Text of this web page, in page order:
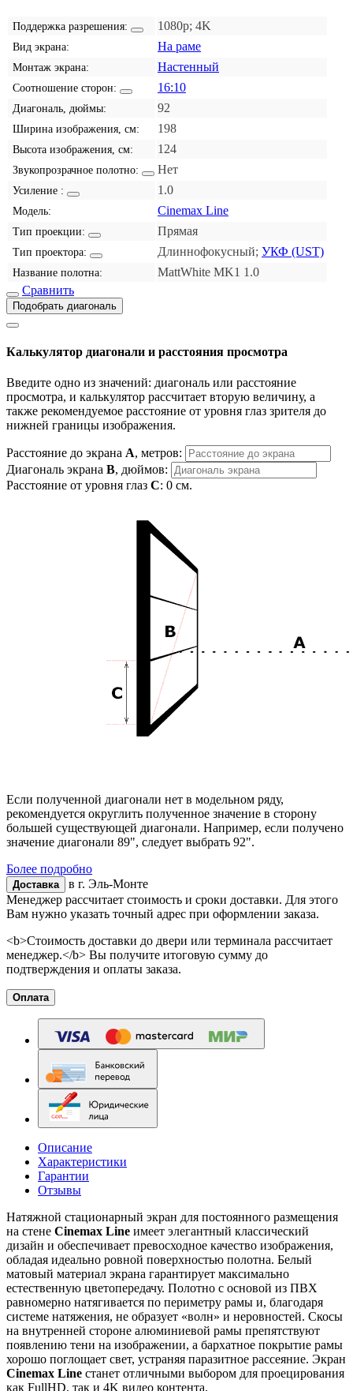
Поддержка разрешения: 1080p; 4K
Вид экрана: На раме
Монтаж экрана: Настенный
Соотношение сторон: 16:10
Диагональ, дюймы: 92
Ширина изображения, см: 198
Высота изображения, см: 124
Звукопрозрачное полотно: Нет
Усиление : 1.0
Модель: Cinemax Line
Тип проекции: Прямая
Тип проектора: Длиннофокусный; УКФ (UST)
Название полотна:
MattWhite MK1 1.0
Сравнить
Подобрать диагональ
Калькулятор диагонали и расстояния просмотра
Введите одно из значений: диагональ или расстояние
просмотра, и калькулятор рассчитает вторую величину, а
также рекомендуемое расстояние от уровня глаз зрителя до
нижней границы изображения.
Расстояние до экрана A, метров:
Диагональ экрана B, дюймов:
Расстояние от уровня глаз C: 0 см.
Если полученной диагонали нет в модельном ряду,
рекомендуется округлить полученное значение в сторону
большей существующей диагонали. Например, если получено
значение диагонали 89", следует выбрать 92".
Более подробно
Доставка в г. Эль-Монте
Менеджер рассчитает стоимость и сроки доставки. Для этого
Вам нужно указать точный адрес при оформлении заказа.
<b>Стоимость доставки до двери или терминала рассчитает
менеджер.</b> Вы получите итоговую сумму до
подтверждения и оплаты заказа.
Оплата
Описание
Характеристики
Гарантии
Отзывы
Натяжной стационарный экран для постоянного размещения
на стене Cinemax Line имеет элегантный классический
дизайн и обеспечивает превосходное качество изображения,
обладая идеально ровной поверхностью полотна. Белый
матовый материал экрана гарантирует максимально
естественную цветопередачу. Полотно с основой из ПВХ
равномерно натягивается по периметру рамы и, благодаря
системе натяжения, не образует «волн» и неровностей. Скосы
на внутренней стороне алюминиевой рамы препятствуют
появлению тени на изображении, а бархатное покрытие рамы
хорошо поглощает свет, устраняя паразитное рассеяние. Экран
Cinemax Line станет отличными выбором для проецирования
как FullHD, так и 4K видео контента.